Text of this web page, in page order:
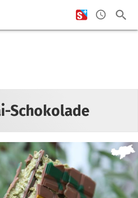
Schokolade